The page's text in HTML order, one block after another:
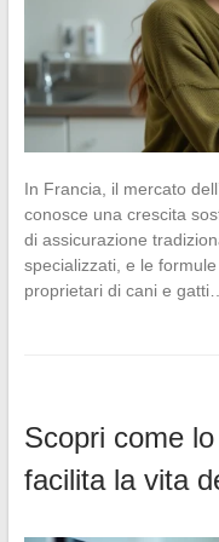
In Francia, il mercato
conosce una crescita
di assicurazione
specializzati, e le
proprietari di cani e
Scopri come
facilita la vita